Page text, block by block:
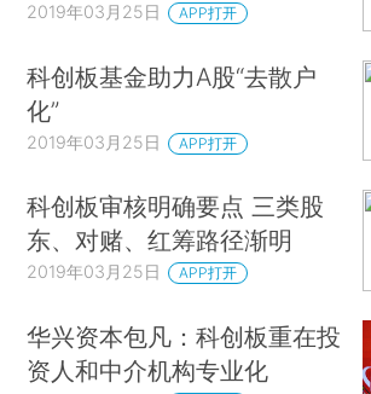
2019年03月25日 APP打开
科创板基金助力A股“去散户
化”
2019年03月25日 APP打开
科创板审核明确要点 三类股
东、对赌、红筹路径渐明
2019年03月25日 APP打开
华兴资本包凡：科创板重在投
资人和中介机构专业化